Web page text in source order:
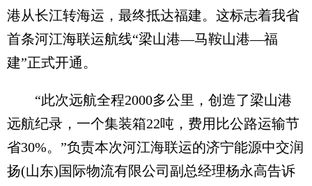
港从长江转海运，最终抵达福建。这标志着我省
首条河江海联运航线“梁山港—马鞍山港—福
建”正式开通。
“此次远航全程2000多公里，创造了梁山港
远航纪录，一个集装箱22吨，费用比公路运输节
省30%。”负责本次河江海联运的济宁能源中交润
扬(山东)国际物流有限公司副总经理杨永高告诉